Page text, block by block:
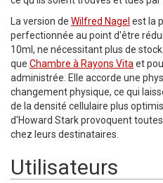
La version de Wilfred Nagel est la
perfectionnée au point d'être
10ml, ne nécessitant plus de
que Chambre à Rayons Vita et
administrée. Elle accorde une
changement physique, ce qui
de la densité cellulaire plus
d'Howard Stark provoquent
chez leurs destinataires.
Utilisateurs